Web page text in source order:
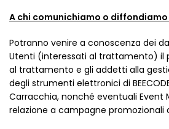
A chi comunichiamo o
Potranno venire a conoscenza dei
Utenti (interessati al trattamento) il
al trattamento e gli addetti alla
degli strumenti elettronici di
Carracchia, nonché eventuali Event
relazione a campagne promozionali